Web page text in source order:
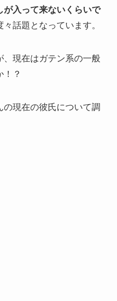
入って来ないくらいで
話題となっています。
、現在はガテン系の一般
！？
現在の彼氏について調